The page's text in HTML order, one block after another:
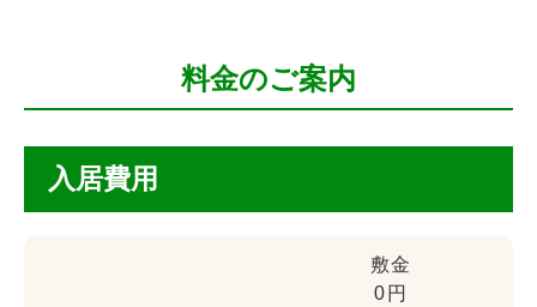
料金のご案内
入居費用
敷金
0円